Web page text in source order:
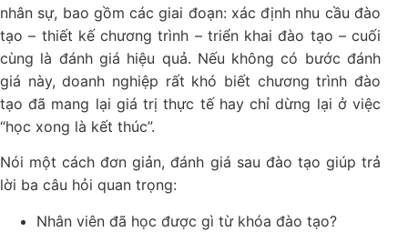
nhân sự, bao gồm các giai đoạn: xác định nhu cầu đào
tạo – thiết kế chương trình – triển khai đào tạo – cuối
cùng là đánh giá hiệu quả. Nếu không có bước đánh
giá này, doanh nghiệp rất khó biết chương trình đào
tạo đã mang lại giá trị thực tế hay chỉ dừng lại ở việc
“học xong là kết thúc”.
Nói một cách đơn giản, đánh giá sau đào tạo giúp trả
lời ba câu hỏi quan trọng:
Nhân viên đã học được gì từ khóa đào tạo?